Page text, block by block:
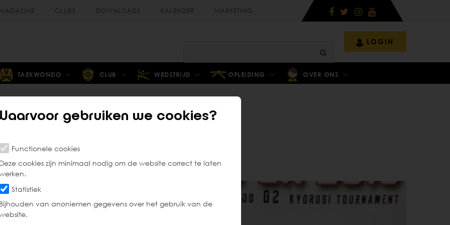
gebruiken we cookies?
Functionele cookies
Deze cookies zijn minimaal nodig om de website correct te laten
Statistiek
Bijhouden van anoniemen gegevens over het gebruik van de
MAGAZINE CLUBS DOWNLOADS KALENDER MARKETING
LOGIN
TAEKWONDO CLUB WEDSTRIJD OPLEIDING OVER ONS